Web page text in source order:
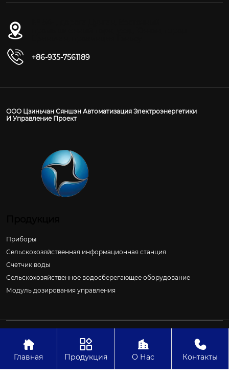
+86-935-7561189
ООО Цзиньчан Сяншэн Автоматизация Электроэнергетики
И Управление Проект
Приборы
Сельскохозяйственная информационная станция
Счетчик воды
Сельскохозяйственное водосберегающее оборудование
Модуль дозирования управления
Электроэнергетики И Управление Проект

Главная

Продукция

О Нас

Контакты